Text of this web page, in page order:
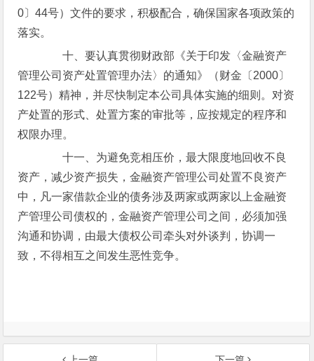
0〕44号）文件的要求，积极配合，确保国家各项政策的
落实。
十、要认真贯彻财政部《关于印发〈金融资产
管理公司资产处置管理办法〉的通知》（财金〔2000〕
122号）精神，并尽快制定本公司具体实施的细则。对资
产处置的形式、处置方案的审批等，应按规定的程序和
权限办理。
十一、为避免竞相压价，最大限度地回收不良
资产，减少资产损失，金融资产管理公司处置不良资产
中，凡一家借款企业的债务涉及两家或两家以上金融资
产管理公司债权的，金融资产管理公司之间，必须加强
沟通和协调，由最大债权公司牵头对外谈判，协调一
致，不得相互之间发生恶性竞争。